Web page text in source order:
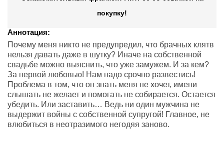
покупку!
Аннотация:
Почему меня никто не предупредил, что брачных клятв
нельзя давать даже в шутку? Иначе на собственной
свадьбе можно выяснить, что уже замужем. И за кем?
За первой любовью! Нам надо срочно развестись!
Проблема в том, что он знать меня не хочет, имени
слышать не желает и помогать не собирается. Остается
убедить. Или заставить… Ведь ни один мужчина не
выдержит войны с собственной супругой! Главное, не
влюбиться в неотразимого негодяя заново.